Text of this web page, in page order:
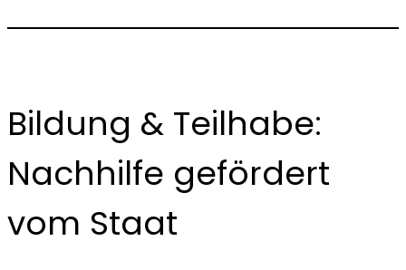
Bildung & Teilhabe:
Nachhilfe gefördert
vom Staat